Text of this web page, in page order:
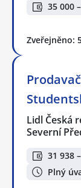
35 000
Zveřejněno:
Lidl Česká
Severní
31 938
Plný